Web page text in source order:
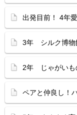
出発目前！ 4年
3年 シルク博物
2年 じゃがいも
ペアと仲良し！